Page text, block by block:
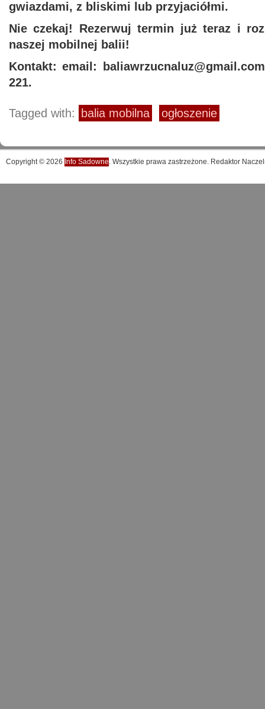
gwiazdami, z bliskimi lub przyjaciółmi.
Nie czekaj! Rezerwuj termin już teraz i
naszej mobilnej balii!
Kontakt: email:
221.
Tagged with: balia mobilna ogłoszenie
Copyright © 2026 Info Sadowne. Wszystkie prawa zastrzeżone. Redaktor